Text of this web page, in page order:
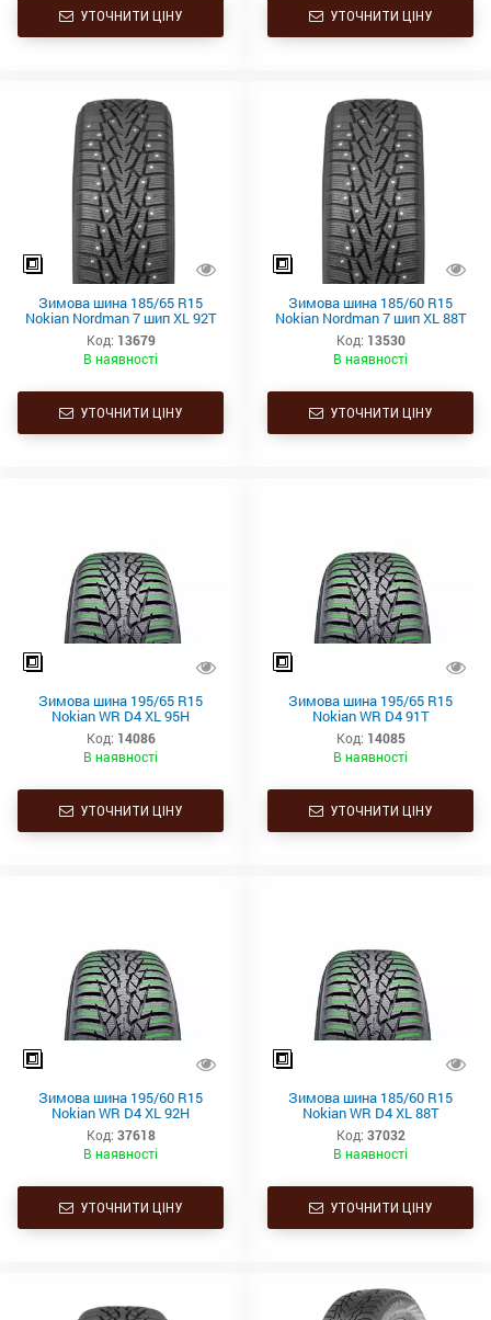
УТОЧНИТИ ЦІНУ УТОЧНИТИ ЦІНУ
Зимова шина 185/65 R15
Nokian Nordman 7 шип XL 92T
Код: 13679
В наявності
УТОЧНИТИ ЦІНУ
Зимова шина 185/60 R15
Nokian Nordman 7 шип XL 88T
Код: 13530
В наявності
УТОЧНИТИ ЦІНУ
Зимова шина 195/65 R15
Nokian WR D4 XL 95H
Код: 14086
В наявності
УТОЧНИТИ ЦІНУ
Зимова шина 195/65 R15
Nokian WR D4 91T
Код: 14085
В наявності
УТОЧНИТИ ЦІНУ
Зимова шина 195/60 R15
Nokian WR D4 XL 92Н
Код: 37618
В наявності
УТОЧНИТИ ЦІНУ
Зимова шина 185/60 R15
Nokian WR D4 XL 88T
Код: 37032
В наявності
УТОЧНИТИ ЦІНУ